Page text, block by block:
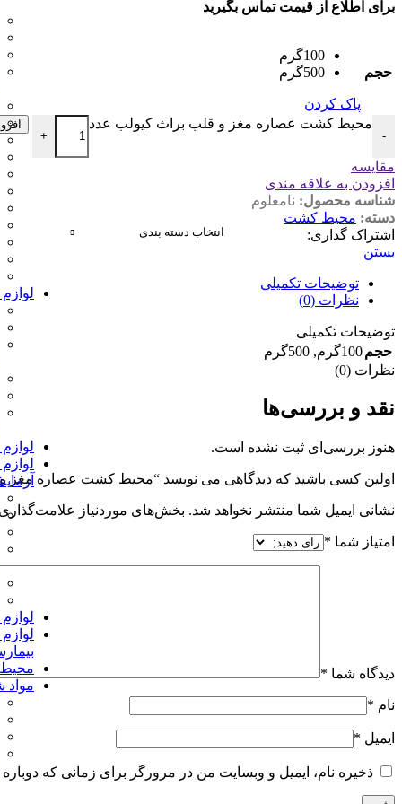
انتخاب دسته بندی
مواد
برای اطلاع از قیمت تماس بگیرید
حجم
100گرم
500گرم
پاک کردن
-
محیط کشت عصاره مغز و قلب براث کیولب عدد
+
مقایسه
افزودن به علاقه مندی
شناسه محصول: نامعلوم
دسته: محیط کشت
اشتراک گذاری:
بستن
توضیحات تکمیلی
نظرات (0)
توضیحات تکمیلی
حجم100گرم , 500گرم
نظرات (0)
نقد و بررسی‌ها
هنوز بررسی‌ای ثبت نشده است.
اولین کسی باشید که دیدگاهی می نویسد “محیط کشت عصاره مغز
نشانی ایمیل شما منتشر نخواهد شد. بخش‌های موردنیاز
امتیاز شما *
دیدگاه شما *
نام *
ایمیل *
ذخیره نام، ایمیل و وبسایت من در مرورگر برای زمانی که